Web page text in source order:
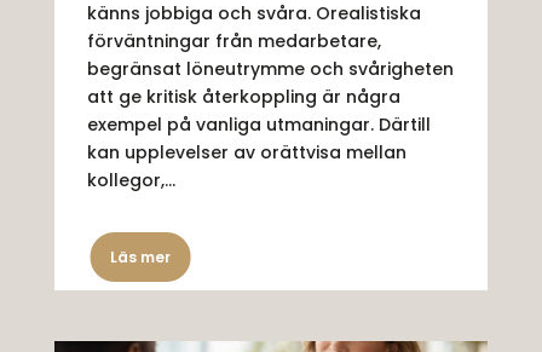
känns jobbiga och svåra. Orealistiska
förväntningar från medarbetare,
begränsat löneutrymme och svårigheten
att ge kritisk återkoppling är några
exempel på vanliga utmaningar. Därtill
kan upplevelser av orättvisa mellan
kollegor,...
Läs mer